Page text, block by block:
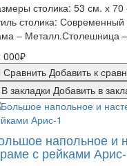
столика: 53 см. х
столика:
– Металл.Столешница –
000₽
Сравнить Добавить к
закладки Добавить в
напольное и
с рейками